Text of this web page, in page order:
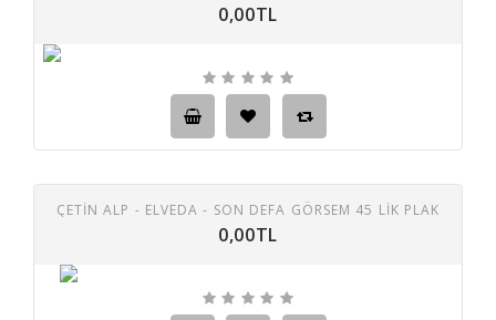
0,00TL
ÇETIN ALP - ELVEDA - SON DEFA GÖRSEM 45 LIK PLAK
0,00TL